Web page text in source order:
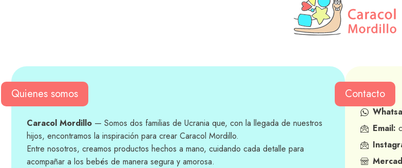
Quienes somos
Caracol Mordillo — Somos dos familias de Ucrania que, con la llegada de nuestros
hijos, encontramos la inspiración para crear Caracol Mordillo.
Entre nosotros, creamos productos hechos a mano, cuidando cada detalle para
acompañar a los bebés de manera segura y amorosa.
Contacto
Email: